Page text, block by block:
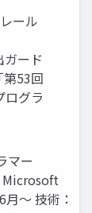
ール
ード
53回
グラ
マー
Microsoft
～ 技術：